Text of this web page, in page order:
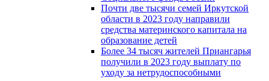
Почти две тысячи семей Иркутской
области в 2023 году направили
средства материнского капитала на
образование детей
Более 34 тысяч жителей Приангарья
получили в 2023 году выплату по
уходу за нетрудоспособными